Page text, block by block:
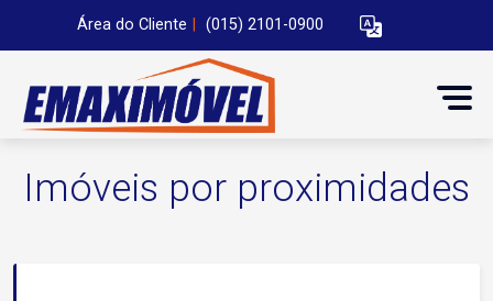
Área do Cliente (015) 2101-0900
Imóveis por proximidades